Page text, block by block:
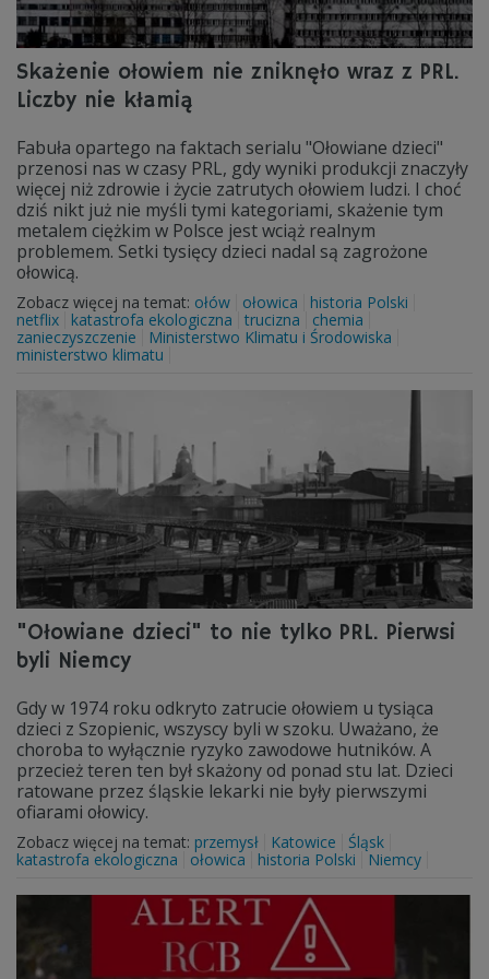
Skażenie ołowiem nie zniknęło wraz z PRL.
Liczby nie kłamią
Fabuła opartego na faktach serialu "Ołowiane dzieci"
przenosi nas w czasy PRL, gdy wyniki produkcji znaczyły
więcej niż zdrowie i życie zatrutych ołowiem ludzi. I choć
dziś nikt już nie myśli tymi kategoriami, skażenie tym
metalem ciężkim w Polsce jest wciąż realnym
problemem. Setki tysięcy dzieci nadal są zagrożone
ołowicą.
Zobacz więcej na temat: ołów ołowica
historia Polski
netflix
katastrofa ekologiczna trucizna
chemia
zanieczyszczenie
Ministerstwo Klimatu i Środowiska
ministerstwo klimatu
"Ołowiane dzieci" to nie tylko PRL. Pierwsi
byli Niemcy
Gdy w 1974 roku odkryto zatrucie ołowiem u tysiąca
dzieci z Szopienic, wszyscy byli w szoku. Uważano, że
choroba to wyłącznie ryzyko zawodowe hutników. A
przecież teren ten był skażony od ponad stu lat. Dzieci
ratowane przez śląskie lekarki nie były pierwszymi
ofiarami ołowicy.
Zobacz więcej na temat: przemysł Katowice
Śląsk
katastrofa ekologiczna
ołowica historia Polski Niemcy